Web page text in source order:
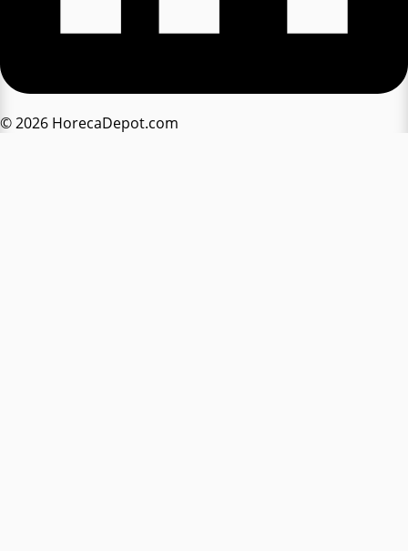
© 2026 HorecaDepot.com